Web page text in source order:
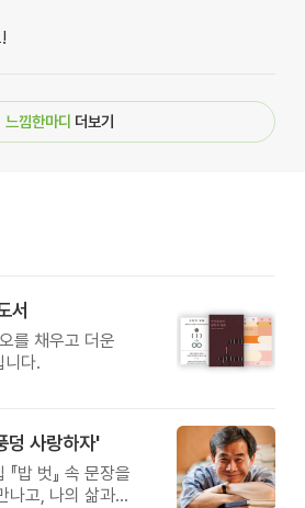
느낌한마디 더보기
서
를 채우고 더운
니다.
덩 사랑하자'
밥 벗』 속 문장을
나고, 나의 삶과